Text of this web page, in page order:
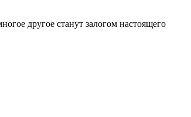
другое станут залогом настоящего